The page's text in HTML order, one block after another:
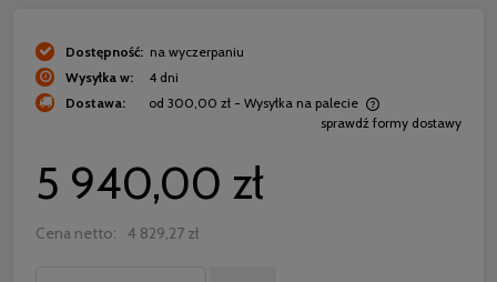
Dostępność: na wyczerpaniu
Wysyłka w:
4 dni
Dostawa:
od 300,00 zł - Wysyłka na palecie
Cena nie zawiera ewentualnych kosztów płatnościsprawdź formy dostawy
5 940,00 zł
Cena netto: 4 829,27 zł